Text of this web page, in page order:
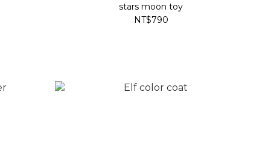
stars moon toy
NT$790